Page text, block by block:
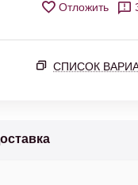
Отложить
СПИСОК